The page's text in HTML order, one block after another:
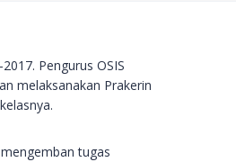
Pengurus OSIS
melaksanakan Prakerin
tugas